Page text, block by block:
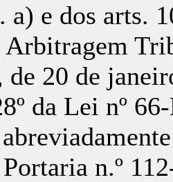
a) e dos arts.
Arbitragem
de 20 de
da Lei nº
Portaria n.º